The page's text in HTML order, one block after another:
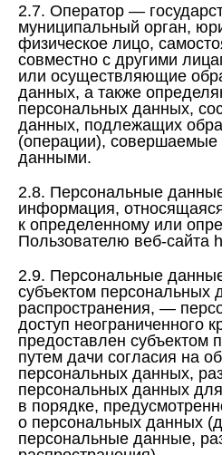
2.7. Оператор —
муниципальный орган,
физическое лицо,
совместно с другими
или осуществляющие
данных, а также
персональных данных,
данных, подлежащих
(операции),
данными.
2.8. Персональные
информация,
к определенному или
Пользователю веб-сайта
2.9. Персональные
субъектом персональных
распространения, —
доступ неограниченного
предоставлен субъектом
путем дачи согласия на
персональных данных,
персональных данных
в порядке,
о персональных данных
персональные данные,